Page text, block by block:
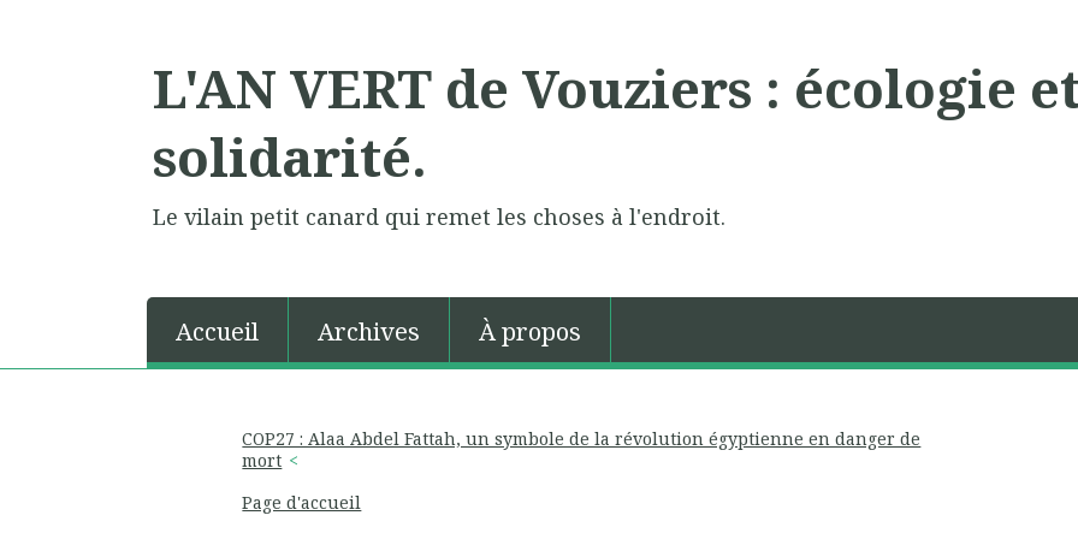
L'AN VERT de Vouziers : écologie
solidarité.
Le vilain petit canard qui remet les choses à l'endroit.
Accueil Archives À propos
COP27 : Alaa Abdel Fattah, un symbole de la révolution égyptienne en danger de
mort
Page d'accueil